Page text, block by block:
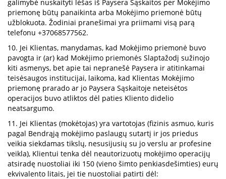
galimybė nuskaityti lėšas iš Paysera Sąskaitos per Mokėjimo
priemonę būtų panaikinta arba Mokėjimo priemonė būtų
užblokuota. Žodiniai pranešimai yra priimami visą parą
telefonu +37068577562.
10. Jei Klientas, manydamas, kad Mokėjimo priemonė buvo
pavogta ir (ar) kad Mokėjimo priemonės Slaptažodį sužinojo
kiti asmenys, bet apie tai nepranešė Paysera ir atitinkamai
teisėsaugos institucijai, laikoma, kad Klientas Mokėjimo
priemonę prarado ar jo Paysera Sąskaitoje neteisėtos
operacijos buvo atliktos dėl paties Kliento didelio
neatsargumo.
11. Jei Klientas (mokėtojas) yra vartotojas (fizinis asmuo, kuris
pagal Bendrąją mokėjimo paslaugų sutartį ir jos priedus
veikia siekdamas tikslų, nesusijusių su jo verslu ar profesine
veikla), Klientui tenka dėl neautorizuotų mokėjimo operacijų
atsiradę nuostoliai iki 150 (vieno šimto penkiasdešimties) eurų
ekvivalento litais, jei tie nuostoliai patirti dėl: